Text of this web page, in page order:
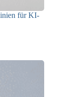
für KI-